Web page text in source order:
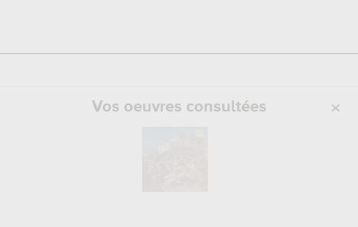
Vos oeuvres consultées